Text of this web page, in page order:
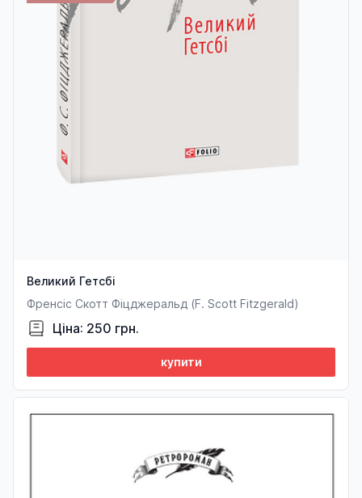
Великий Гетсбі
Френсіс Скотт Фіцджеральд (F. Sсott Fitzgerald)
Ціна: 250 грн.
купити